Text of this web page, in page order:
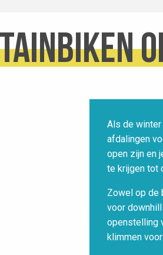
Als de
afdalingen
open zijn en
te krijgen tot
Zowel op de
voor
openstelling
klimmen